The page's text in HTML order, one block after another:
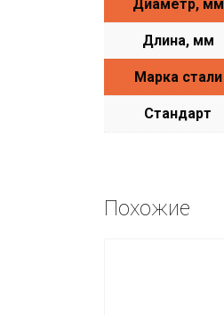
Диаметр, мм
Длина, мм
Марка стали
Стандарт
Похожие